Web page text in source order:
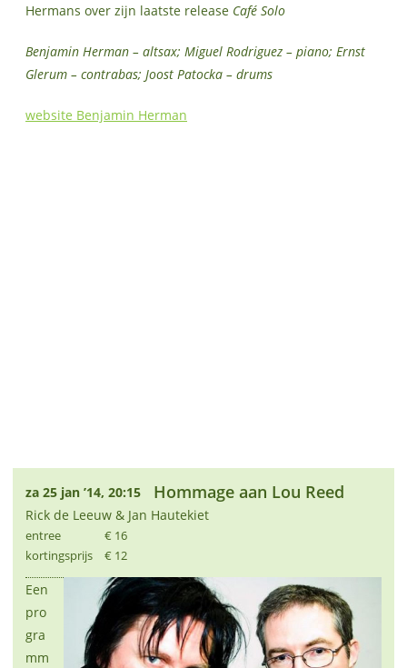
Hermans over zijn laatste release Café Solo
Benjamin Herman – altsax; Miguel Rodriguez – piano; Ernst
Glerum – contrabas; Joost Patocka – drums
website Benjamin Herman
za 25 jan ’14, 20:15 Hommage aan Lou Reed
Rick de Leeuw & Jan Hautekiet
entree
kortingsprijs
€ 16
€ 12
Een
pro
gra
mm